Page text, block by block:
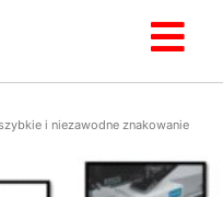
i niezawodne znakowanie